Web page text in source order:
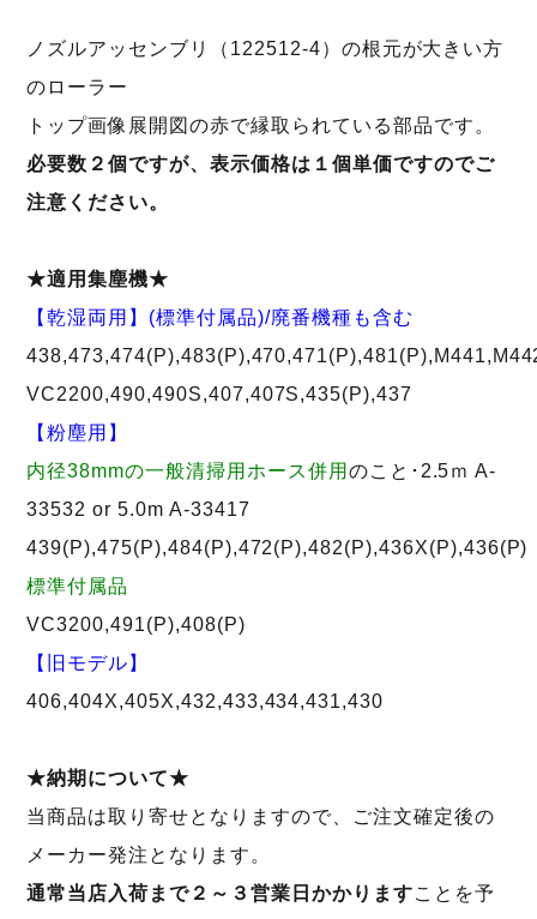
ノズルアッセンブリ（122512-4）の根元が大きい方
のローラー
トップ画像展開図の赤で縁取られている部品です。
必要数２個ですが、表示価格は１個単価ですのでご
注意ください。
★適用集塵機★
【乾湿両用】(標準付属品)/廃番機種も含む
VC2200,490,490S,407,407S,435(P),437
【粉塵用】
内径38mmの一般清掃用ホース併用 のこと･2.5ｍ A-
33532 or 5.0m A-33417
439(P),475(P),484(P),472(P),482(P),436X(P),436(P)
標準付属品
VC3200,491(P),408(P)
【旧モデル】
406,404X,405X,432,433,434,431,430
★納期について★
当商品は取り寄せとなりますので、ご注文確定後の
メーカー発注となります。
通常当店入荷まで２～３営業日かかりますことを予